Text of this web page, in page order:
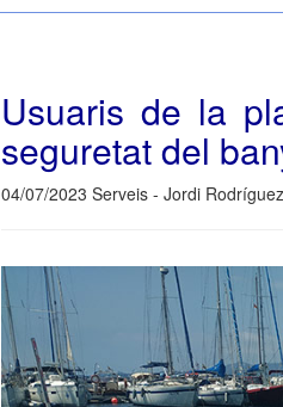
Usuaris de la
seguretat del
04/07/2023 Serveis - Jordi Rodríguez